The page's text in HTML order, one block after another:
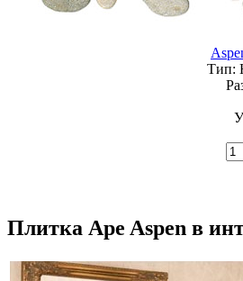
Тип:
Плитка Ape Aspen в